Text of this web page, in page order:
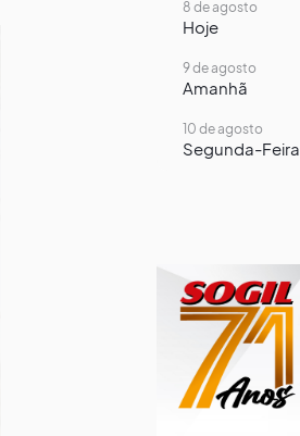
8 de agosto
Hoje
9 de agosto
Amanhã
10 de agosto
Segunda-Feira
Quarta-Feira
13 de agosto
Quinta-Feira
14 de agosto
Sexta-Feira